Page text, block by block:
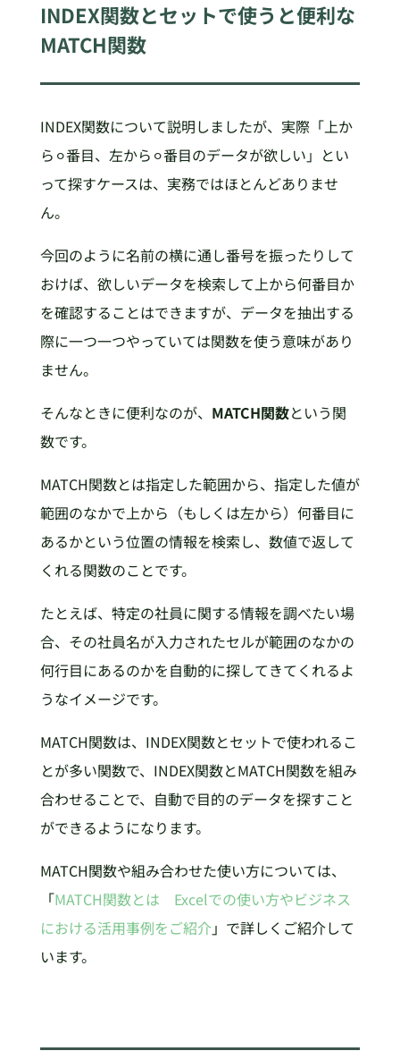
INDEX関数とセットで使うと便利な
MATCH関数
INDEX関数について説明しましたが、実際「上か
ら⚪︎番目、左から⚪︎番目のデータが欲しい」とい
って探すケースは、実務ではほとんどありませ
ん。
今回のように名前の横に通し番号を振ったりして
おけば、欲しいデータを検索して上から何番目か
を確認することはできますが、データを抽出する
際に一つ一つやっていては関数を使う意味があり
ません。
そんなときに便利なのが、 MATCH関数という関
数です。
MATCH関数とは指定した範囲から、指定した値が
範囲のなかで上から（もしくは左から）何番目に
あるかという位置の情報を検索し、数値で返して
くれる関数のことです。
たとえば、特定の社員に関する情報を調べたい場
合、その社員名が入力されたセルが範囲のなかの
何行目にあるのかを自動的に探してきてくれるよ
うなイメージです。
MATCH関数は、INDEX関数とセットで使われるこ
とが多い関数で、INDEX関数とMATCH関数を組み
合わせることで、自動で目的のデータを探すこと
ができるようになります。
MATCH関数や組み合わせた使い方については、
「MATCH関数とは Excelでの使い方やビジネス
における活用事例をご紹介 」で詳しくご紹介して
います。